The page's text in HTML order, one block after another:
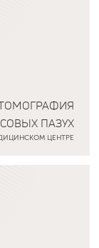
ПАЗУХ
ЦЕНТРЕ